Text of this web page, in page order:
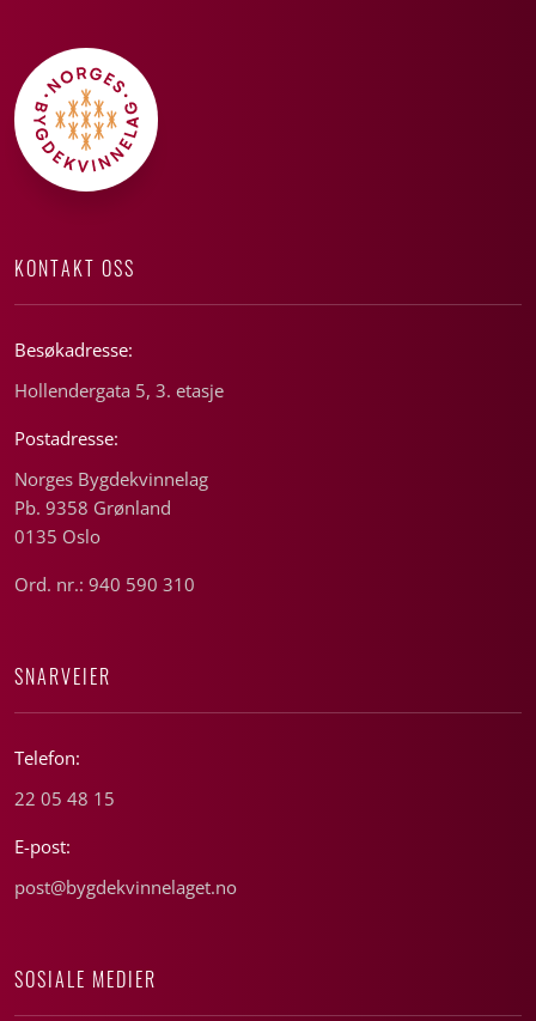
KONTAKT OSS
Besøkadresse:
Hollendergata 5, 3. etasje
Postadresse:
Norges Bygdekvinnelag
Pb. 9358 Grønland
0135 Oslo
Ord. nr.: 940 590 310
SNARVEIER
Telefon:
22 05 48 15
E-post:
post@bygdekvinnelaget.no
SOSIALE MEDIER